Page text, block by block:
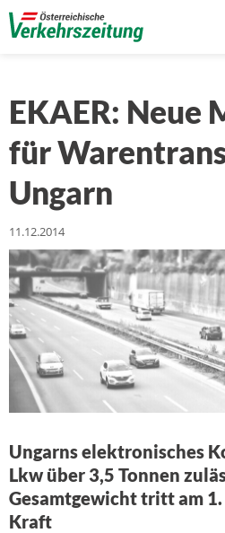
EKAER: Neue
für
Ungarn
11.12.2014
Ungarns elektronisches
Lkw über 3,5 Tonnen
Gesamtgewicht tritt am
Kraft